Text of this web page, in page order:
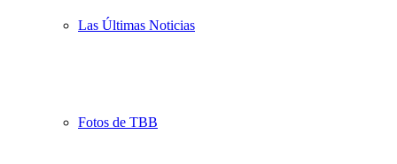
Las Últimas Noticias
Fotos de TBB